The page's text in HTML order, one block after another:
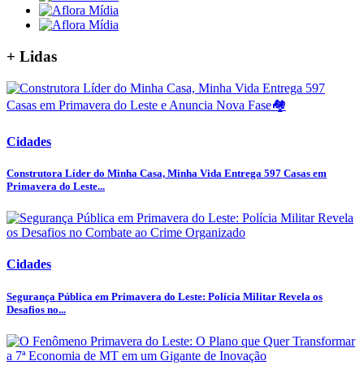
+ Lidas
Cidades
Construtora Líder do Minha Casa, Minha Vida Entrega 597 Casas em
Primavera do Leste...
Cidades
Segurança Pública em Primavera do Leste: Polícia Militar Revela os
Desafios no...